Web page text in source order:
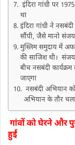
इंदिरा गांधी पर
था
इंदिरा गांधी ने
सौंपी, जैसे मानो
मुस्लिम समुदाय में
की साजिश थी। संजय
बीच नसबंदी
जाएगा
नसबंदी अभियान
अभियान के तौर
गांवों को घेरने और
हुईं